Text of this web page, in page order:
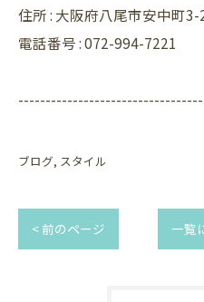
住所 : 大阪府八尾市安中町
電話番号 : 072-994-7221
ブログ スタイル
< 前のページ 一覧